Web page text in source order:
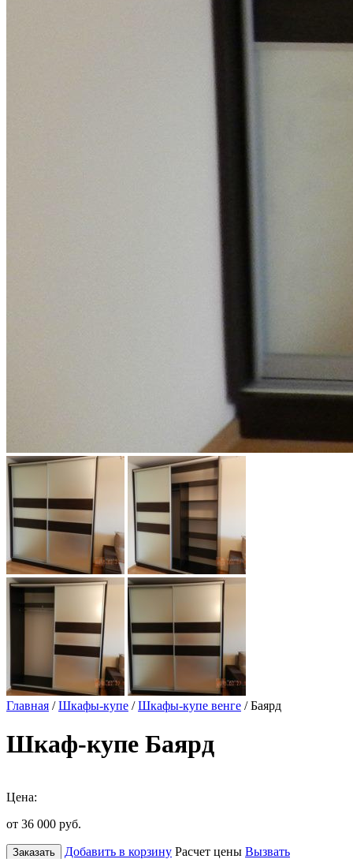
Главная /Шкафы-купе /Шкафы-купе венге / Баярд
Шкаф-купе Баярд
Цена:
от 36 000 руб.
Заказать Добавить в корзину Расчет цены Вызвать